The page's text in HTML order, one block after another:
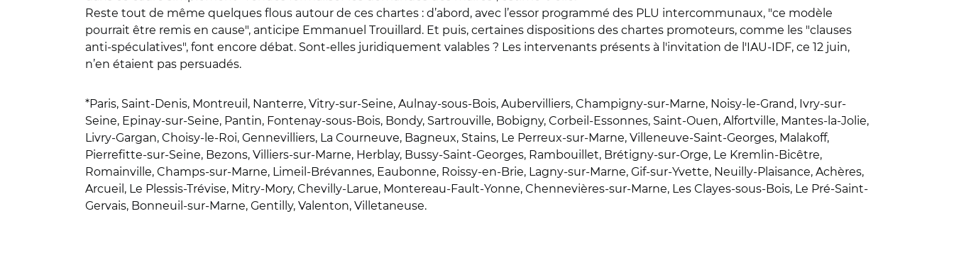
Reste tout de même quelques flous autour de ces chartes : d’abord, avec l’essor programmé des PLU intercommunaux, "ce modèle
pourrait être remis en cause", anticipe Emmanuel Trouillard. Et puis, certaines dispositions des chartes promoteurs, comme les "clauses
anti-spéculatives", font encore débat. Sont-elles juridiquement valables ? Les intervenants présents à l'invitation de l'IAU-IDF, ce 12 juin,
n’en étaient pas persuadés.
*Paris, Saint-Denis, Montreuil, Nanterre, Vitry-sur-Seine, Aulnay-sous-Bois, Aubervilliers, Champigny-sur-Marne, Noisy-le-Grand, Ivry-sur-
Seine, Epinay-sur-Seine, Pantin, Fontenay-sous-Bois, Bondy, Sartrouville, Bobigny, Corbeil-Essonnes, Saint-Ouen, Alfortville, Mantes-la-Jolie,
Livry-Gargan, Choisy-le-Roi, Gennevilliers, La Courneuve, Bagneux, Stains, Le Perreux-sur-Marne, Villeneuve-Saint-Georges, Malakoff,
Pierrefitte-sur-Seine, Bezons, Villiers-sur-Marne, Herblay, Bussy-Saint-Georges, Rambouillet, Brétigny-sur-Orge, Le Kremlin-Bicêtre,
Romainville, Champs-sur-Marne, Limeil-Brévannes, Eaubonne, Roissy-en-Brie, Lagny-sur-Marne, Gif-sur-Yvette, Neuilly-Plaisance, Achères,
Arcueil, Le Plessis-Trévise, Mitry-Mory, Chevilly-Larue, Montereau-Fault-Yonne, Chennevières-sur-Marne, Les Clayes-sous-Bois, Le Pré-Saint-
Gervais, Bonneuil-sur-Marne, Gentilly, Valenton, Villetaneuse.